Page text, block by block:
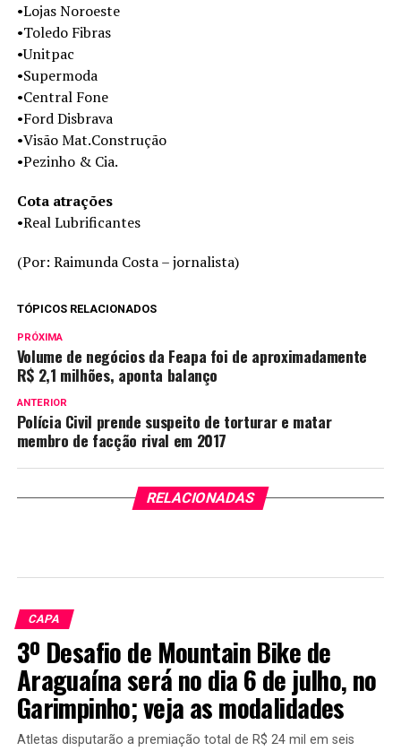
•Lojas Noroeste
•Toledo Fibras
•Unitpac
•Supermoda
•Central Fone
•Ford Disbrava
•Visão Mat.Construção
•Pezinho & Cia.
Cota atrações
•Real Lubrificantes
(Por: Raimunda Costa – jornalista)
TÓPICOS RELACIONADOS
PRÓXIMA
Volume de negócios da Feapa foi de aproximadamente
R$ 2,1 milhões, aponta balanço
ANTERIOR
Polícia Civil prende suspeito de torturar e matar
membro de facção rival em 2017
RELACIONADAS
CAPA
3º Desafio de Mountain Bike de
Araguaína será no dia 6 de julho, no
Garimpinho; veja as modalidades
Atletas disputarão a premiação total de R$ 24 mil em seis